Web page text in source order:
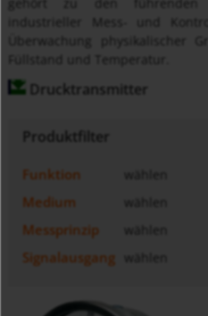
industrieller Mess- und
Überwachung physikalischer
Drucktransmitter
Produktfilter
Funktion
Medium
Messprinzip
Signalausgang